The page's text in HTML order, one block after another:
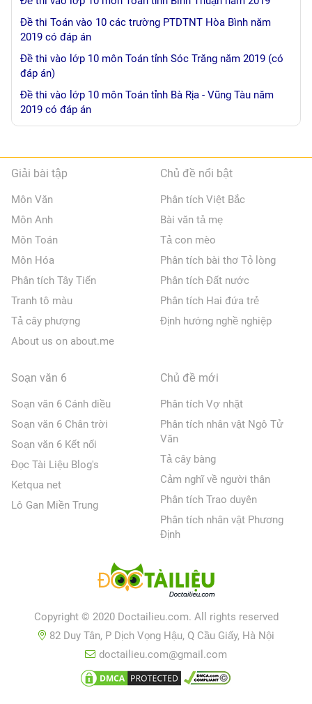
Đề thi Toán vào 10 các trường PTDTNT Hòa Bình năm
2019 có đáp án
Đề thi vào lớp 10 môn Toán tỉnh Sóc Trăng năm 2019 (có
đáp án)
Đề thi vào lớp 10 môn Toán tỉnh Bà Rịa - Vũng Tàu năm
2019 có đáp án
Giải bài tập
Môn Văn
Môn Anh
Môn Toán
Môn Hóa
Phân tích Tây Tiến
Tranh tô màu
Tả cây phượng
About us on about.me
Chủ đề nổi bật
Phân tích Việt Bắc
Bài văn tả mẹ
Tả con mèo
Phân tích bài thơ Tỏ lòng
Phân tích Đất nước
Phân tích Hai đứa trẻ
Định hướng nghề nghiệp
Soạn văn 6
Soạn văn 6 Cánh diều
Soạn văn 6 Chân trời
Soạn văn 6 Kết nối
Đọc Tài Liệu Blog's
Ketqua net
Lô Gan Miền Trung
Chủ đề mới
Phân tích Vợ nhặt
Phân tích nhân vật Ngô Tử
Văn
Tả cây bàng
Cảm nghĩ về người thân
Phân tích Trao duyên
Phân tích nhân vật Phương
Định
Copyright © 2020 Doctailieu.com. All rights reserved
82 Duy Tân, P Dịch Vọng Hậu, Q Cầu Giấy, Hà Nội
doctailieu.com@gmail.com